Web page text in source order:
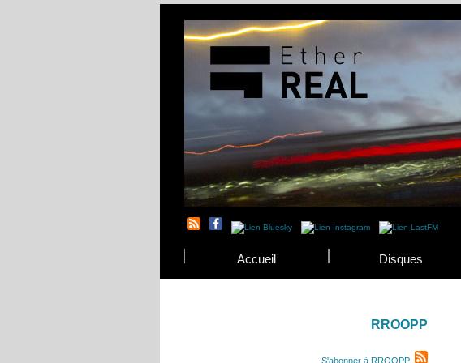
Accueil Disques
RROOPP
S'abonner à RROOPP